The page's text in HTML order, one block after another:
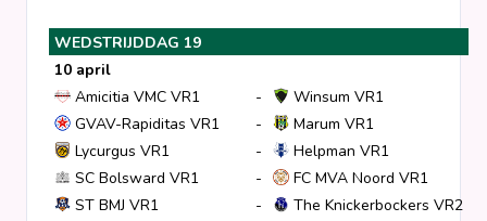
WEDSTRIJDDAG 19
10 april
Amicitia VMC VR1
-
Winsum VR1
GVAV-Rapiditas VR1
-
Marum VR1
Lycurgus VR1
-
Helpman VR1
SC Bolsward VR1
-
FC MVA Noord VR1
ST BMJ VR1
-
The Knickerbockers VR2